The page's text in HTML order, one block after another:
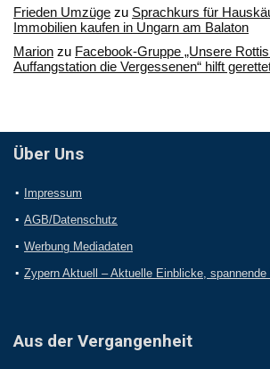
Frieden Umzüge zu Sprachkurs für
Immobilien kaufen in Ungarn am Balaton
Marion zu Facebook-Gruppe „Unsere
Auffangstation die Vergessenen“ hilft
Über Uns
Impressum
AGB/Datenschutz
Werbung Mediadaten
Zypern Aktuell – Aktuelle Einblicke, spannende
Aus der Vergangenheit